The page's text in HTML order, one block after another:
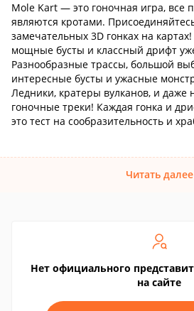
Mole Kart — это гоночная игра, все
являются кротами.
замечательных 3D гонках на
мощные бусты и классный дрифт
Разнообразные трассы, большой
интересные бусты и ужасные
Ледники, кратеры вулканов, и даже
гоночные треки! Каждая гонка и
это тест на сообразительность и
Читать далее
Нет официального
на сайте